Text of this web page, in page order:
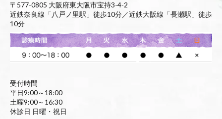
〒577-0805 大阪府東大阪市宝持3-4-2
近鉄奈良線「八戸ノ里駅」徒歩10分／近鉄大阪線「長瀬駅」徒歩
10分
受付時間
平日9:00～18:00
土曜9:00～16:30
休診日 日曜・祝日